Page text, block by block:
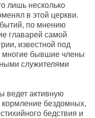
лишь несколько
в этой церкви.
по мнению
главарей самой
известной под
многие бывшие члены
служителями
ведет активную
кормление бездомных,
бедствия и